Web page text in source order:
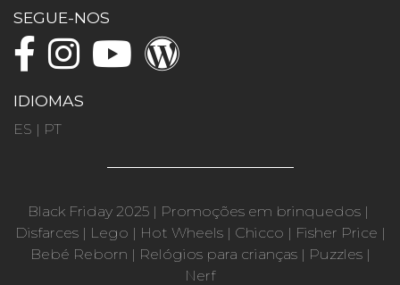
SEGUE-NOS
IDIOMAS
ES | PT
Black Friday 2025 | Promoções em brinquedos |
Disfarces| Lego | Hot Wheels| Chicco | Fisher Price |
Bebé Reborn | Relógios para crianças| Puzzles|
Nerf